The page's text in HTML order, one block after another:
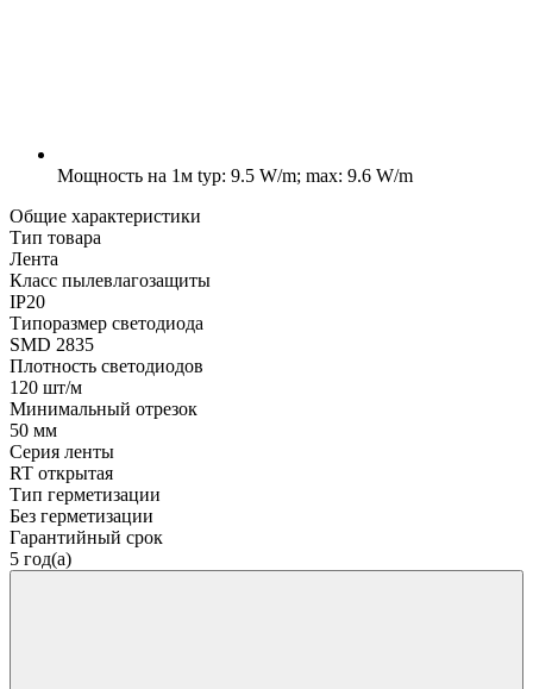
Мощность на 1м typ: 9.5 W/m; max: 9.6 W/m
Общие характеристики
Тип товара
Лента
Класс пылевлагозащиты
IP20
Типоразмер светодиода
SMD 2835
Плотность светодиодов
120 шт/м
Минимальный отрезок
50 мм
Серия ленты
RT открытая
Тип герметизации
Без герметизации
Гарантийный срок
5 год(а)